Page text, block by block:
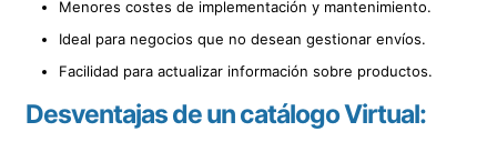
Menores costes de implementación y mantenimiento.
Ideal para negocios que no desean gestionar envíos.
Facilidad para actualizar información sobre productos.
Desventajas de un catálogo Virtual: